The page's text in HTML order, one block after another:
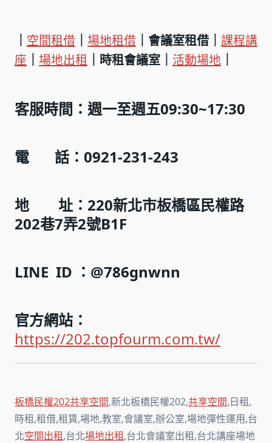
空間租借 場地租借 ｜會議室租借｜ 課程講
座
場地出租 ｜時租會議室｜ 活動場地
客服時間：週一至週五09:30~17:30
電 話：0921-231-243
地 址：220新北市板橋區民權路
202巷7弄2號B1F
LINE ID ：@786gnwnn
官方網站：
https://202.topfourm.com.tw/
板橋民權202共享空間,新北板橋民權202,共享空間,日租,
時租,租借,租賃,場地,教室,會議室,辦公室,場地彈性運用,台
北空間出租,台北場地出租,台北會議室出租,台北講座場地